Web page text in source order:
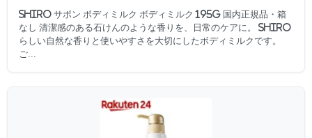
SHIRO サボン ボディミルク ボディミルク 195g 国内正規品・箱
なし 清潔感のある石けんのような香りを、日常のケアに。 SHIRO
らしい自然な香りと使いやすさを大切にしたボディミルクです。
ご...